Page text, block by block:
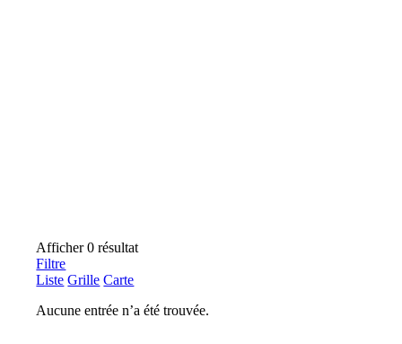
Afficher 0 résultat
Filtre
Liste Grille Carte
Aucune entrée n’a été trouvée.